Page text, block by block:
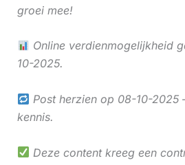
groei mee!
Online verdienmogelijkheid
10-2025.
Post herzien op 08-10-2025
kennis.
Deze content kreeg een